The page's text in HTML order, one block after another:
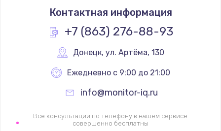
Не сопряжается с устройством
900 руб.
Заказать
Помехи и искажение звука
900 руб.
Контактная информация
+7 (863) 276-88-93
Донецк, ул. Артёма, 130
Ежедневно с 9:00 до 21:00
info@monitor-iq.ru
Все консультации по телефону в нашем сервисе
совершенно бесплатны